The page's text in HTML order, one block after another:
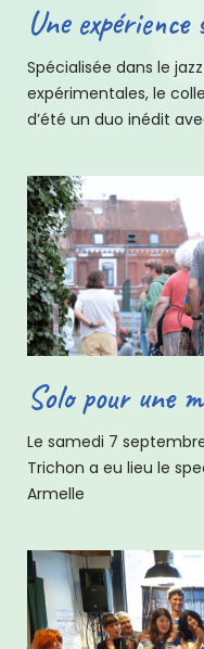
Une
Spécialisée dans le
expérimentales, le
d’été un duo inédit
Solo pour une
Le samedi 7
Trichon a eu lieu le
Armelle